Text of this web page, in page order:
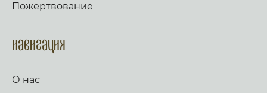
Пожертвование
Навигация
О нас